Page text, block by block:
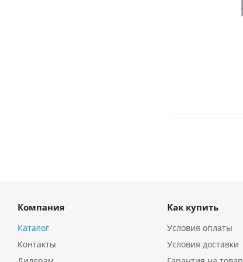
Компания
Каталог
Контакты
Как купить
Условия оплаты
Условия доставки